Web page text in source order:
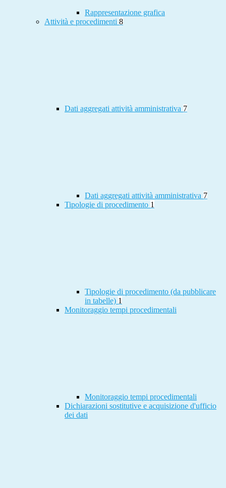
Rappresentazione grafica
Attività e procedimenti 8
Dati aggregati attività amministrativa 7
Dati aggregati attività amministrativa 7
Tipologie di procedimento 1
Tipologie di procedimento (da pubblicare
in tabelle) 1
Monitoraggio tempi procedimentali
Monitoraggio tempi procedimentali
Dichiarazioni sostitutive e acquisizione d'ufficio
dei dati